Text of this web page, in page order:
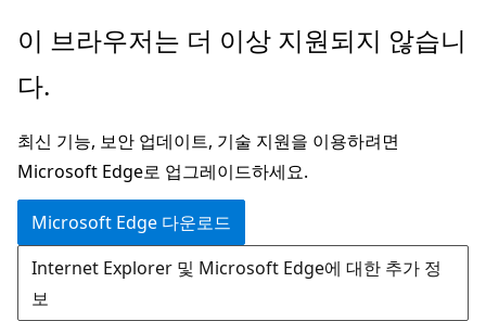
주
콘
츠
로
건
너
뛰
기
이 브라우저는 더 이상 지원되지 않습니
다.
최신 기능, 보안 업데이트, 기술 지원을 이용하려면
Microsoft Edge로 업그레이드하세요.
Microsoft Edge 다운로드
Internet Explorer 및 Microsoft Edge에 대한 추가 정
보